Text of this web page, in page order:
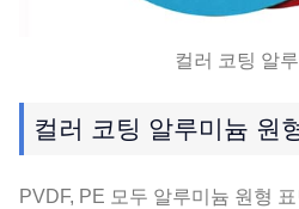
컬러 코팅 알
컬러 코팅 알루미늄 원
PVDF, PE 모두 알루미늄 원형